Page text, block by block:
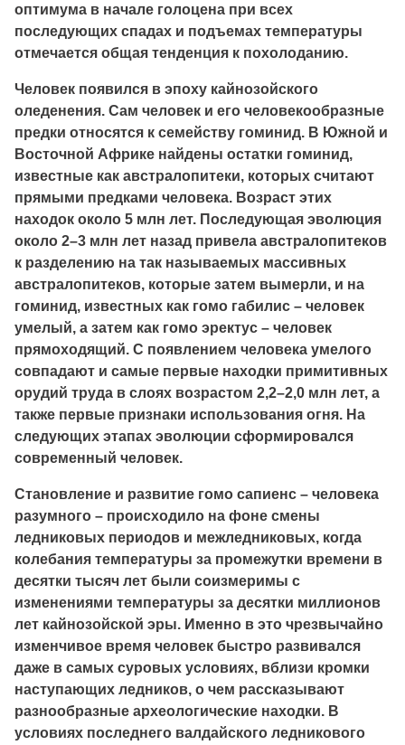
оптимума в начале голоцена при всех
последующих спадах и подъемах температуры
отмечается общая тенденция к похолоданию.
Человек появился в эпоху кайнозойского
оледенения. Сам человек и его человекообразные
предки относятся к семейству гоминид. В Южной и
Восточной Африке найдены остатки гоминид,
известные как австралопитеки, которых считают
прямыми предками человека. Возраст этих
находок около 5 млн лет. Последующая эволюция
около 2–3 млн лет назад привела австралопитеков
к разделению на так называемых массивных
австралопитеков, которые затем вымерли, и на
гоминид, известных как гомо габилис – человек
умелый, а затем как гомо эректус – человек
прямоходящий. С появлением человека умелого
совпадают и самые первые находки примитивных
орудий труда в слоях возрастом 2,2–2,0 млн лет, а
также первые признаки использования огня. На
следующих этапах эволюции сформировался
современный человек.
Становление и развитие гомо сапиенс – человека
разумного – происходило на фоне смены
ледниковых периодов и межледниковых, когда
колебания температуры за промежутки времени в
десятки тысяч лет были соизмеримы с
изменениями температуры за десятки миллионов
лет кайнозойской эры. Именно в это чрезвычайно
изменчивое время человек быстро развивался
даже в самых суровых условиях, вблизи кромки
наступающих ледников, о чем рассказывают
разнообразные археологические находки. В
условиях последнего валдайского ледникового